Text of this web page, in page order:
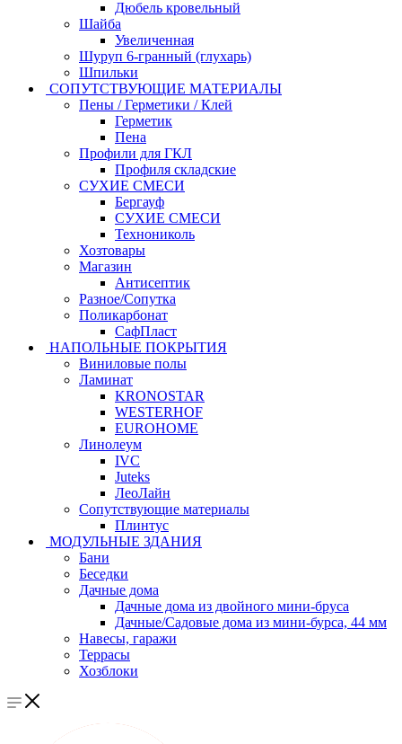
Дюбель кровельный
Шайба
Увеличенная
Шуруп 6-гранный (глухарь)
Шпильки
СОПУТСТВУЮЩИЕ МАТЕРИАЛЫ
Пены / Герметики / Клей
Герметик
Пена
Профили для ГКЛ
Профиля складские
СУХИЕ СМЕСИ
Бергауф
СУХИЕ СМЕСИ
Технониколь
Хозтовары
Магазин
Антисептик
Разное/Сопутка
Поликарбонат
СафПласт
НАПОЛЬНЫЕ ПОКРЫТИЯ
Виниловые полы
Ламинат
KRONOSTAR
WESTERHOF
EUROHOME
Линолеум
IVC
Juteks
ЛеоЛайн
Сопутствующие материалы
Плинтус
МОДУЛЬНЫЕ ЗДАНИЯ
Бани
Беседки
Дачные дома
Дачные дома из двойного мини-бруса
Дачные/Садовые дома из мини-бурса, 44 мм
Навесы, гаражи
Террасы
Хозблоки